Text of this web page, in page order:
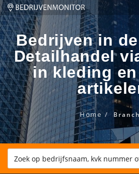
Bedrijven in
Detailhandel
in kleding
Home